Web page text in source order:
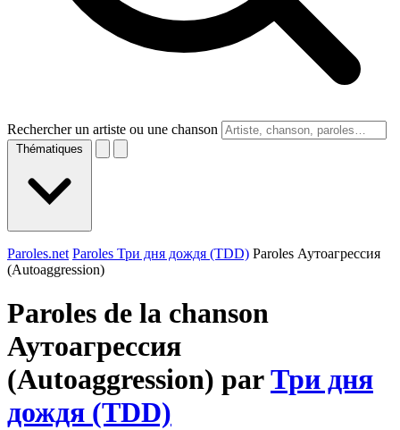
Rechercher un artiste ou une chanson
Thématiques
Paroles.net Paroles Три дня дождя (TDD) Paroles Аутоагрeссия
(Autoaggression)
Paroles de la chanson
Аутоагрeссия
(Autoaggression) parТри дня
дождя (TDD)